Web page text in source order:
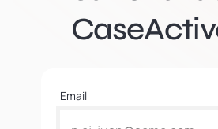
Email